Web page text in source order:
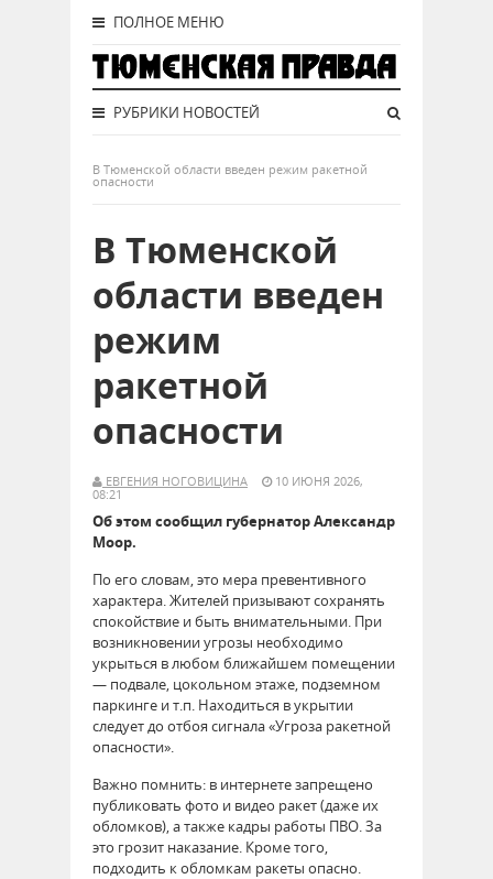
ПОЛНОЕ МЕНЮ
РУБРИКИ НОВОСТЕЙ
В Тюменской области введен режим ракетной
опасности
В Тюменской
области введен
режим
ракетной
опасности
ЕВГЕНИЯ НОГОВИЦИНА
10 ИЮНЯ 2026,
08:21
Об этом сообщил губернатор Александр
Моор.
По его словам, это мера превентивного
характера. Жителей призывают сохранять
спокойствие и быть внимательными. При
возникновении угрозы необходимо
укрыться в любом ближайшем помещении
— подвале, цокольном этаже, подземном
паркинге и т.п. Находиться в укрытии
следует до отбоя сигнала «Угроза ракетной
опасности».
Важно помнить: в интернете запрещено
публиковать фото и видео ракет (даже их
обломков), а также кадры работы ПВО. За
это грозит наказание. Кроме того,
подходить к обломкам ракеты опасно.